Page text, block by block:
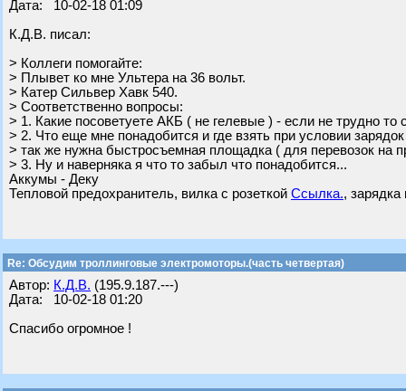
Дата: 10-02-18 01:09
К.Д.В. писал:
> Коллеги помогайте:
> Плывет ко мне Ультера на 36 вольт.
> Катер Сильвер Хавк 540.
> Соответственно вопросы:
> 1. Какие посоветуете АКБ ( не гелевые ) - если не трудно то
> 2. Что еще мне понадобится и где взять при условии
> так же нужна быстросъемная площадка ( для перевозок на
> 3. Ну и наверняка я что то забыл что понадобится...
Аккумы - Деку
Тепловой предохранитель, вилка с розеткой Ссылка.,
Re: Обсудим троллинговые электромоторы.(часть четвертая)
Автор: К.Д.В. (195.9.187.---)
Дата: 10-02-18 01:20
Спасибо огромное !